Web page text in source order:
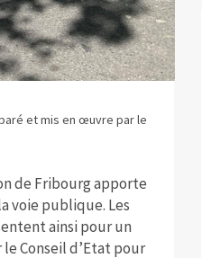
et mis en œuvre par le
de Fribourg apporte
voie publique. Les
ainsi pour un
Conseil d’Etat pour